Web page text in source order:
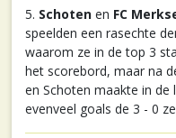
5. Schoten en FC
speelden een rasechte
waarom ze in de top 3
het scorebord, maar na
en Schoten maakte in
evenveel goals de 3 - 0